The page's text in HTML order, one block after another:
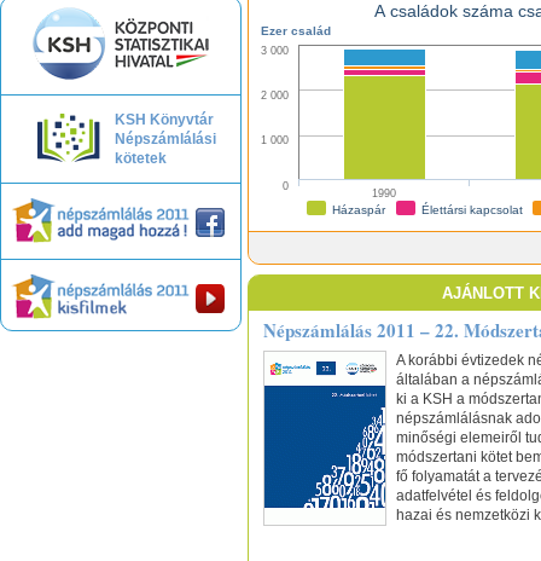
KSH Könyvtár
Népszámlálási
kötetek
Ezer család
A családok száma
Házaspár Élettársi kapcsolat
1990
0
1 000
2 000
3 000
AJÁNLOTT
Népszámlálás 2011 – 22.
A korábbi évtizedek
általában a
ki a KSH a
népszámlálásnak
minőségi elemeiről
módszertani kötet
fő folyamatát a
adatfelvétel és
hazai és nemzetközi